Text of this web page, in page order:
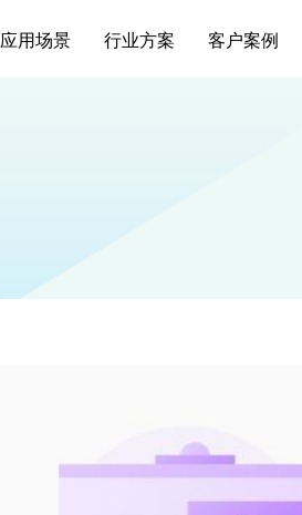
应用场景 行业方案 客户案例